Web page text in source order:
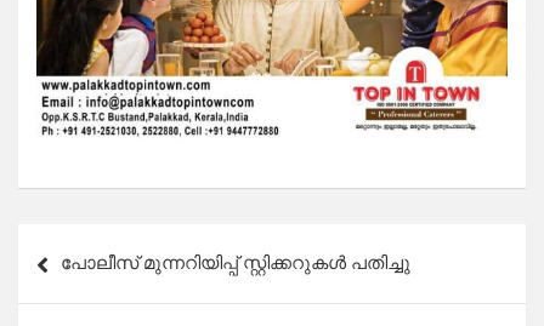
navigation
പോലീസ് മുന്നറിയിപ്പ് സ്റ്റിക്കറുകൾ പതിച്ചു